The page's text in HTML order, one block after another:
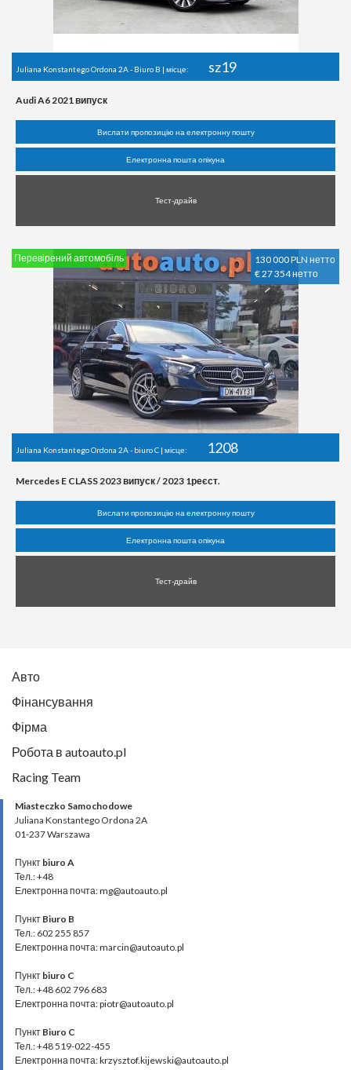
Juliana Konstantego Ordona 2A - Biuro B | місце: sz19
Audi A6 2021 випуск
Вислати пропозицію на електронну пошту
Електронна пошта опікуна
Тест-драйв
130 000 PLN нетто
€ 27 354 нетто
Перевірений автомобіль
Juliana Konstantego Ordona 2A - biuro C | місце: 1208
Mercedes E CLASS 2023 випуск / 2023 1реєст.
Вислати пропозицію на електронну пошту
Електронна пошта опікуна
Тест-драйв
Авто
Фінансування
Фірма
Робота в autoauto.pl
Racing Team
Miasteczko Samochodowe
Juliana Konstantego Ordona 2A
01-237 Warszawa
Пункт biuro A
Тел.: +48
Електронна почта: mg@autoauto.pl
Пункт Biuro B
Тел.: 602 255 857
Електронна почта: marcin@autoauto.pl
Пункт biuro C
Тел.: +48 602 796 683
Електронна почта: piotr@autoauto.pl
Пункт Biuro C
Тел.: +48 519-022-455
Електронна почта: krzysztof.kijewski@autoauto.pl